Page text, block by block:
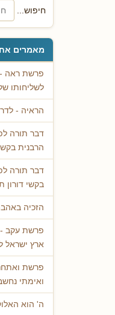
חיפוש...
מאמרים
פרשת ראה -
לשליחותו
הראיה -
דבר תורה
הרבנית
דבר תורה
בקשי דורון
הזכיה
פרשת עקב
ארץ ישראל
פרשת
ואימתי
ה' הוא